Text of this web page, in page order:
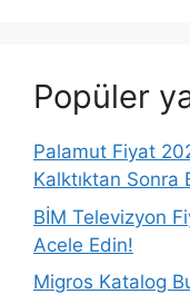
Popüler
Palamut Fiyat
Kalktıktan Sonra
BİM Televizyon
Acele Edin!
Migros Katalog